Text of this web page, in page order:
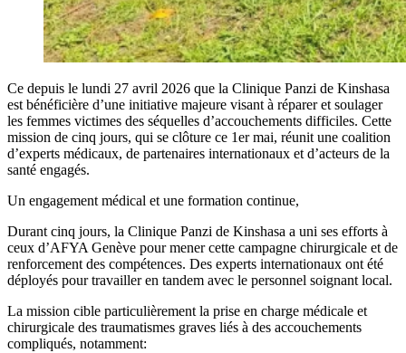
Ce depuis le lundi 27 avril 2026 que la Clinique Panzi de Kinshasa
est bénéficière d’une initiative majeure visant à réparer et soulager
les femmes victimes des séquelles d’accouchements difficiles. Cette
mission de cinq jours, qui se clôture ce 1er mai, réunit une coalition
d’experts médicaux, de partenaires internationaux et d’acteurs de la
santé engagés.
Un engagement médical et une formation continue,
Durant cinq jours, la Clinique Panzi de Kinshasa a uni ses efforts à
ceux d’AFYA Genève pour mener cette campagne chirurgicale et de
renforcement des compétences. Des experts internationaux ont été
déployés pour travailler en tandem avec le personnel soignant local.
La mission cible particulièrement la prise en charge médicale et
chirurgicale des traumatismes graves liés à des accouchements
compliqués, notamment: